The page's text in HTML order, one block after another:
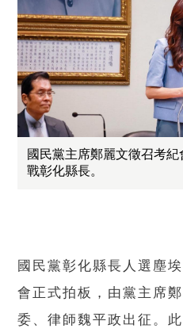
國民黨主席鄭麗文徵召考
戰彰化縣長。
國民黨彰化縣長人選塵
會正式拍板，由黨主席
委、律師魏平政出征。